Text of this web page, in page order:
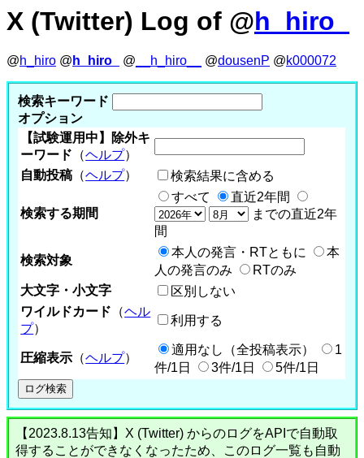
X (Twitter) Log of @h_hiro_
@h_hiro @ h_hiro_ @ __h_hiro__ @dousenP @k000072
検索キーワード
オプション
【試験運用中】除外キ
ーワード （ヘルプ）
自動投稿 （ヘルプ） 検索結果に含める
検索する期間
すべて
直近2年間
までの直近2年
間
検索対象
本人の発言・RTともに
本
人の発言のみ
RTのみ
大文字・小文字
区別しない
ワイルドカード （ヘル
プ）
利用する
圧縮表示 （ヘルプ）
適用なし（全投稿表示）
1
件/1日
3件/1日 5件/1日
【2023.8.13告知】X (Twitter) からのログをAPIで自動取
得することができなくなったため、このログ一覧も自動